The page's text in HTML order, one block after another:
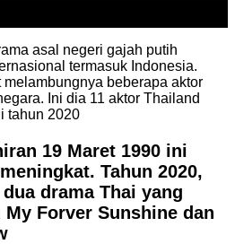
asal negeri gajah putih
termasuk Indonesia.
beberapa aktor
Ini dia 11 aktor Thailand
tahun 2020
19 Maret 1990 ini
Tahun 2020,
drama Thai yang
Forver Sunshine dan